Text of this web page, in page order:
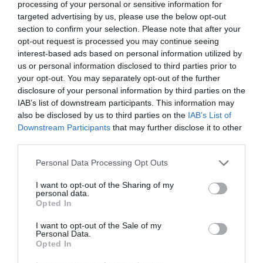
processing of your personal or sensitive information for
targeted advertising by us, please use the below opt-out
section to confirm your selection. Please note that after your
opt-out request is processed you may continue seeing
interest-based ads based on personal information utilized by
us or personal information disclosed to third parties prior to
your opt-out. You may separately opt-out of the further
disclosure of your personal information by third parties on the
IAB’s list of downstream participants. This information may
also be disclosed by us to third parties on the IAB’s List of
Downstream Participants that may further disclose it to other
Personal Data Processing Opt Outs
I want to opt-out of the Sharing of my
personal data.
Opted In
I want to opt-out of the Sale of my
Personal Data.
Opted In
**Sky Tower** - jedną z głównych atrakcji w
Auckland, oferującą zapierające dech w piersiach
widoki na miasto oraz możliwość skoku na linie z
wysokości 192 metrów. 2. **Katedra Św. Patryka i
Józefa** - piękna katedra w samym sercu miasta,
którą warto zobaczyć zarówno z zewnątrz jak i
wewnątrz. 3. **Wynyard Quarter** - nowoczesna
dzielnica z wieloma barami i restauracjami, idealna
do spędzenia czas na świeżym powietrzu. 4.
**Auckland Domain** - największy park w Auckland,
idealny do spacerów i pikników. Można tam również
samym sercu parku. 5. **Albert Park** - piękny
przestrzeń z drzewami, fontannami i historią, gdzie
możesz odpocząć po dniu zwiedzania.
Auckland to miasto, które ma wiele do